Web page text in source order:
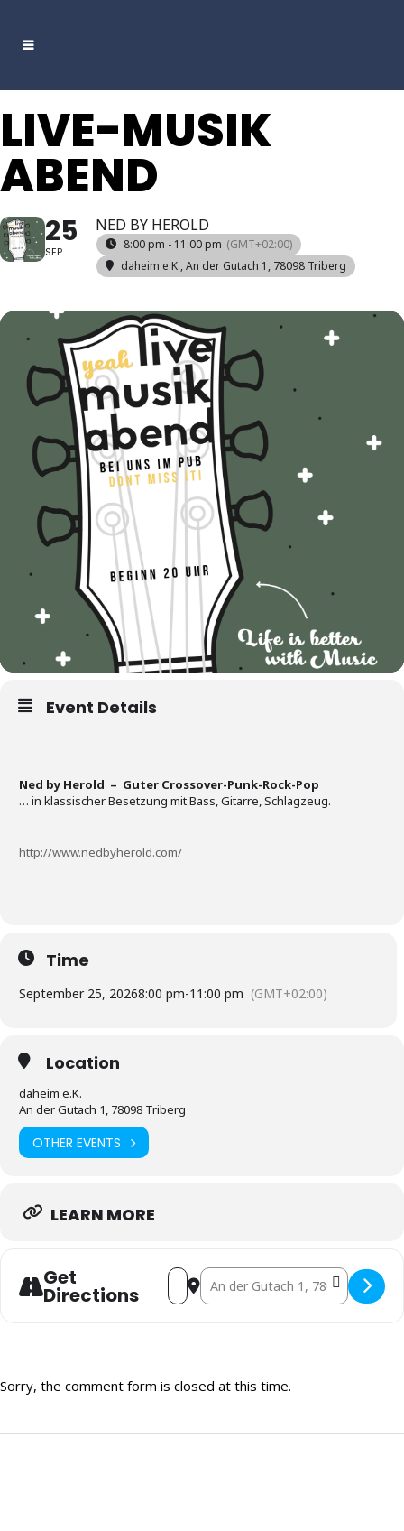
LIVE-MUSIK
ABEND
25
SEP
NED BY HEROLD
8:00 pm - 11:00 pm (GMT+02:00)
daheim e.K., An der Gutach 1, 78098 Triberg
Event Details
Ned by Herold – Guter Crossover-Punk-Rock-Pop
… in klassischer Besetzung mit Bass, Gitarre, Schlagzeug.
http://www.nedbyherold.com/
Time
September 25, 20268:00 pm-11:00 pm (GMT+02:00)
Location
daheim e.K.
An der Gutach 1, 78098 Triberg
OTHER EVENTS
LEARN MORE
Get
Directions
Address - Live-Musik Abend []
Destination Address - Live-Musik
Sorry, the comment form is closed at this time.